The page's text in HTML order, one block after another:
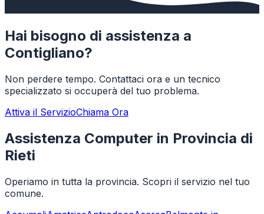
Hai bisogno di assistenza a
Contigliano?
Non perdere tempo. Contattaci ora e un tecnico
specializzato si occuperà del tuo problema.
Attiva il ServizioChiama Ora
Assistenza Computer in Provincia di
Rieti
Operiamo in tutta la provincia. Scopri il servizio nel tuo
comune.